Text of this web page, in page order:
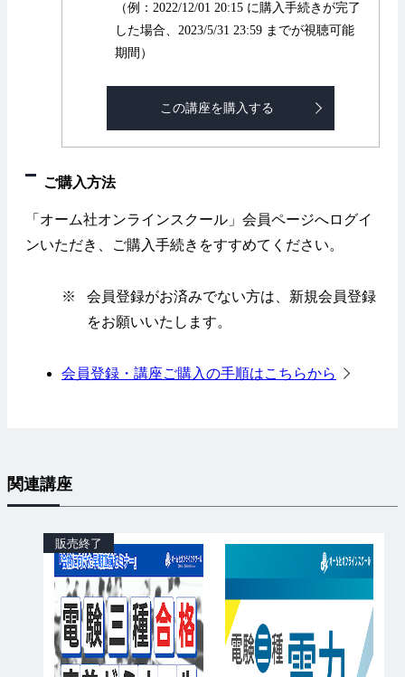
（例：2022/12/01 20:15 に購入手続きが完了
した場合、2023/5/31 23:59 までが視聴可能
期間）
この講座を購入する
ご購入方法
「オーム社オンラインスクール」会員ページへログイ
ンいただき、ご購入手続きをすすめてください。
※
会員登録がお済みでない方は、新規会員登録
をお願いいたします。
会員登録・講座ご購入の手順はこちらから
関連講座
販売終了